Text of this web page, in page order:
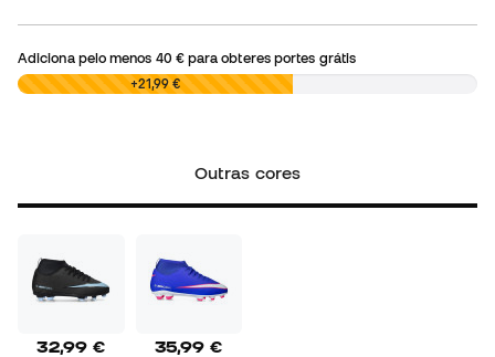
Adiciona pelo menos 40 €para obteres portes grátis
0,00 € +21,99 €
Outras cores
32,99 € 35,99 €